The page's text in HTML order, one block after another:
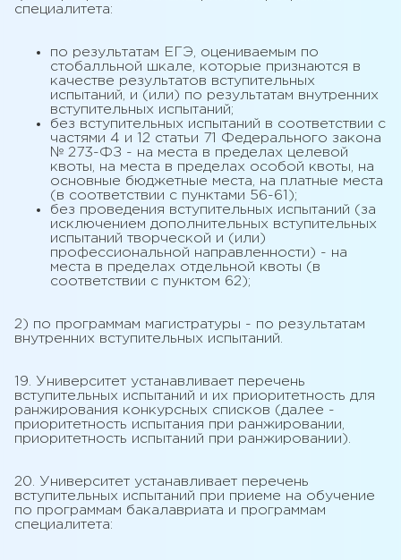
специалитета:
по результатам ЕГЭ, оцениваемым по
стобалльной шкале, которые признаются в
качестве результатов вступительных
испытаний, и (или) по результатам внутренних
вступительных испытаний;
без вступительных испытаний в соответствии с
частями 4 и 12 статьи 71 Федерального закона
№ 273-ФЗ - на места в пределах целевой
квоты, на места в пределах особой квоты, на
основные бюджетные места, на платные места
(в соответствии с пунктами 56-61);
без проведения вступительных испытаний (за
исключением дополнительных вступительных
испытаний творческой и (или)
профессиональной направленности) - на
места в пределах отдельной квоты (в
соответствии с пунктом 62);
2) по программам магистратуры - по результатам
внутренних вступительных испытаний.
19. Университет устанавливает перечень
вступительных испытаний и их приоритетность для
ранжирования конкурсных списков (далее -
приоритетность испытания при ранжировании,
приоритетность испытаний при ранжировании).
20. Университет устанавливает перечень
вступительных испытаний при приеме на обучение
по программам бакалавриата и программам
специалитета: